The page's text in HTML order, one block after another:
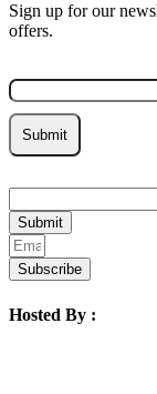
Sign up for our
offers.
Submit
Submit
Subscribe
Hosted By :